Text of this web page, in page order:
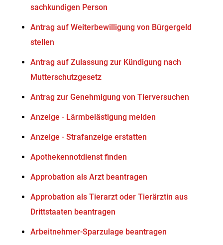
sachkundigen Person
Antrag auf Weiterbewilligung von Bürgergeld
stellen
Antrag auf Zulassung zur Kündigung nach
Mutterschutzgesetz
Antrag zur Genehmigung von Tierversuchen
Anzeige - Lärmbelästigung melden
Anzeige - Strafanzeige erstatten
Apothekennotdienst finden
Approbation als Arzt beantragen
Approbation als Tierarzt oder Tierärztin aus
Drittstaaten beantragen
Arbeitnehmer-Sparzulage beantragen